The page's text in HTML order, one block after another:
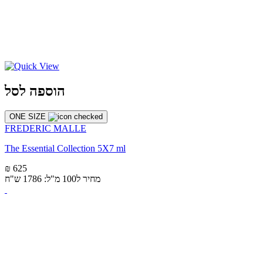
הוספה לסל
ONE SIZE
FREDERIC MALLE
The Essential Collection 5X7 ml
₪ 625
מחיר ל100 מ"ל: 1786 ש"ח